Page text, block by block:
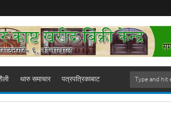
थारु समाचार पत्रपत्रिकाबाट